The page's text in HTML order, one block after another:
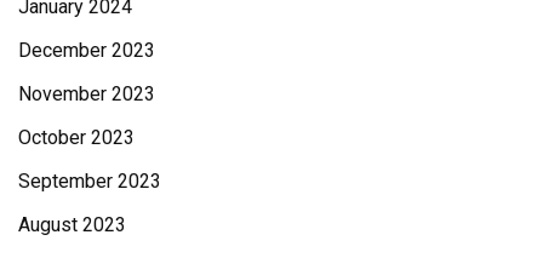
January 2024
December 2023
November 2023
October 2023
September 2023
August 2023